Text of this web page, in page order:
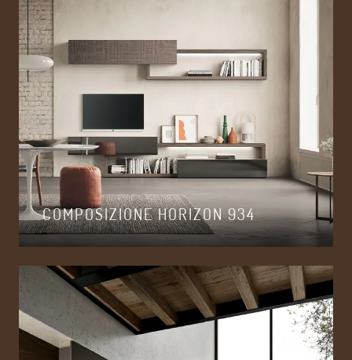
COMPOSIZIONE HORIZON 934